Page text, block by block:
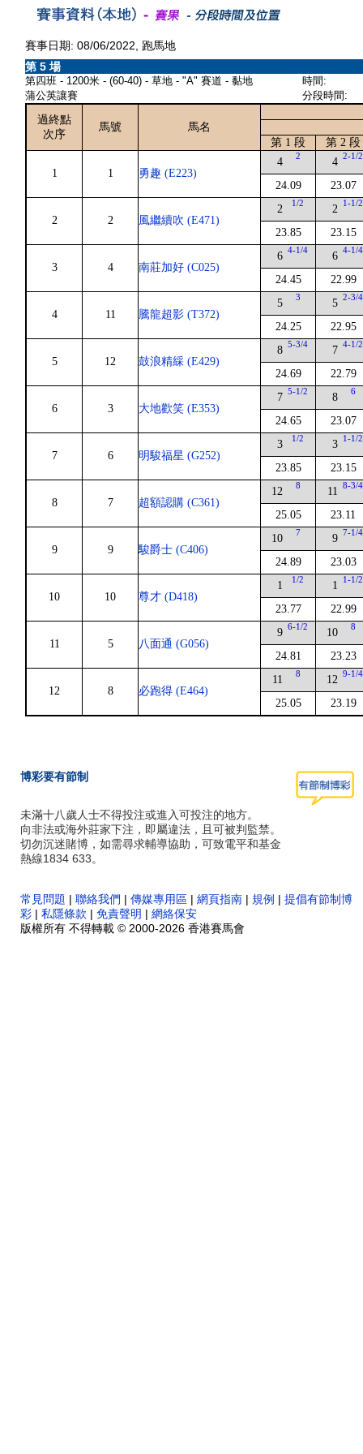
賽事日期: 08/06/2022, 跑馬地
第 5 場
第四班 - 1200米 - (60-40) - 草地 - "A" 賽道 - 黏地
蒲公英讓賽
時間:
分段時間:
過終點
次序
馬號
馬名
第 1 段
第 2 段
1 1 勇趣 (E223)
4 2
24.09
4 2-1/2
23.07
2 2 風繼續吹 (E471)
2 1/2
23.85
2 1-1/2
23.15
3 4 南莊加好 (C025)
6 4-1/4
24.45
6 4-1/4
22.99
4 11 騰龍超影 (T372)
5 3
24.25
5 2-3/4
22.95
5 12 鼓浪精綵 (E429)
8 5-3/4
24.69
7 4-1/2
22.79
6 3 大地歡笑 (E353)
7 5-1/2
24.65
8 6
23.07
7 6 明駿福星 (G252)
3 1/2
23.85
3 1-1/2
23.15
8 7 超額認購 (C361)
12 8
25.05
11 8-3/4
23.11
9 9 駿爵士 (C406)
10 7
24.89
9 7-1/4
23.03
10 10 尊才 (D418)
1 1/2
23.77
1 1-1/2
22.99
11 5 八面通 (G056)
9 6-1/2
24.81
10 8
23.23
12 8 必跑得 (E464)
11 8
25.05
12 9-1/4
23.19
博彩要有節制
未滿十八歲人士不得投注或進入可投注的地方。
向非法或海外莊家下注，即屬違法，且可被判監禁。
切勿沉迷賭博，如需尋求輔導協助，可致電平和基金
熱線1834 633。
常見問題 | 聯絡我們 | 傳媒專用區 | 網頁指南 | 規例 | 提倡有節制博
彩 | 私隱條款 | 免責聲明 | 網絡保安
版權所有 不得轉載 © 2000-2026 香港賽馬會